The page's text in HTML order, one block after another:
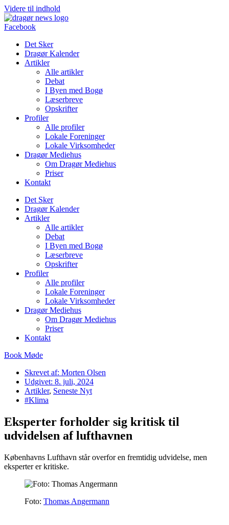
Videre til indhold
Facebook
Det Sker
Dragør Kalender
Artikler
Alle artikler
Debat
I Byen med Bogø
Læserbreve
Opskrifter
Profiler
Alle profiler
Lokale Foreninger
Lokale Virksomheder
Dragør Mediehus
Om Dragør Mediehus
Priser
Kontakt
Det Sker
Dragør Kalender
Artikler
Alle artikler
Debat
I Byen med Bogø
Læserbreve
Opskrifter
Profiler
Alle profiler
Lokale Foreninger
Lokale Virksomheder
Dragør Mediehus
Om Dragør Mediehus
Priser
Kontakt
Book Møde
Skrevet af: Morten Olsen
Udgivet: 8. juli, 2024
Artikler, Seneste Nyt
#Klima
Eksperter forholder sig kritisk til
udvidelsen af lufthavnen
Københavns Lufthavn står overfor en fremtidig udvidelse, men
eksperter er kritiske.
Foto: Thomas Angermann